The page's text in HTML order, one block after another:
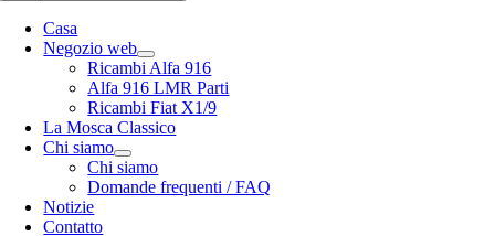
Casa
Negozio web
Ricambi Alfa 916
Alfa 916 LMR Parti
Ricambi Fiat X1/9
La Mosca Classico
Chi siamo
Chi siamo
Domande frequenti / FAQ
Notizie
Contatto